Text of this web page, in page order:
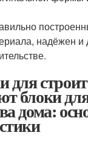
надёжен и
для
блоки
дома: